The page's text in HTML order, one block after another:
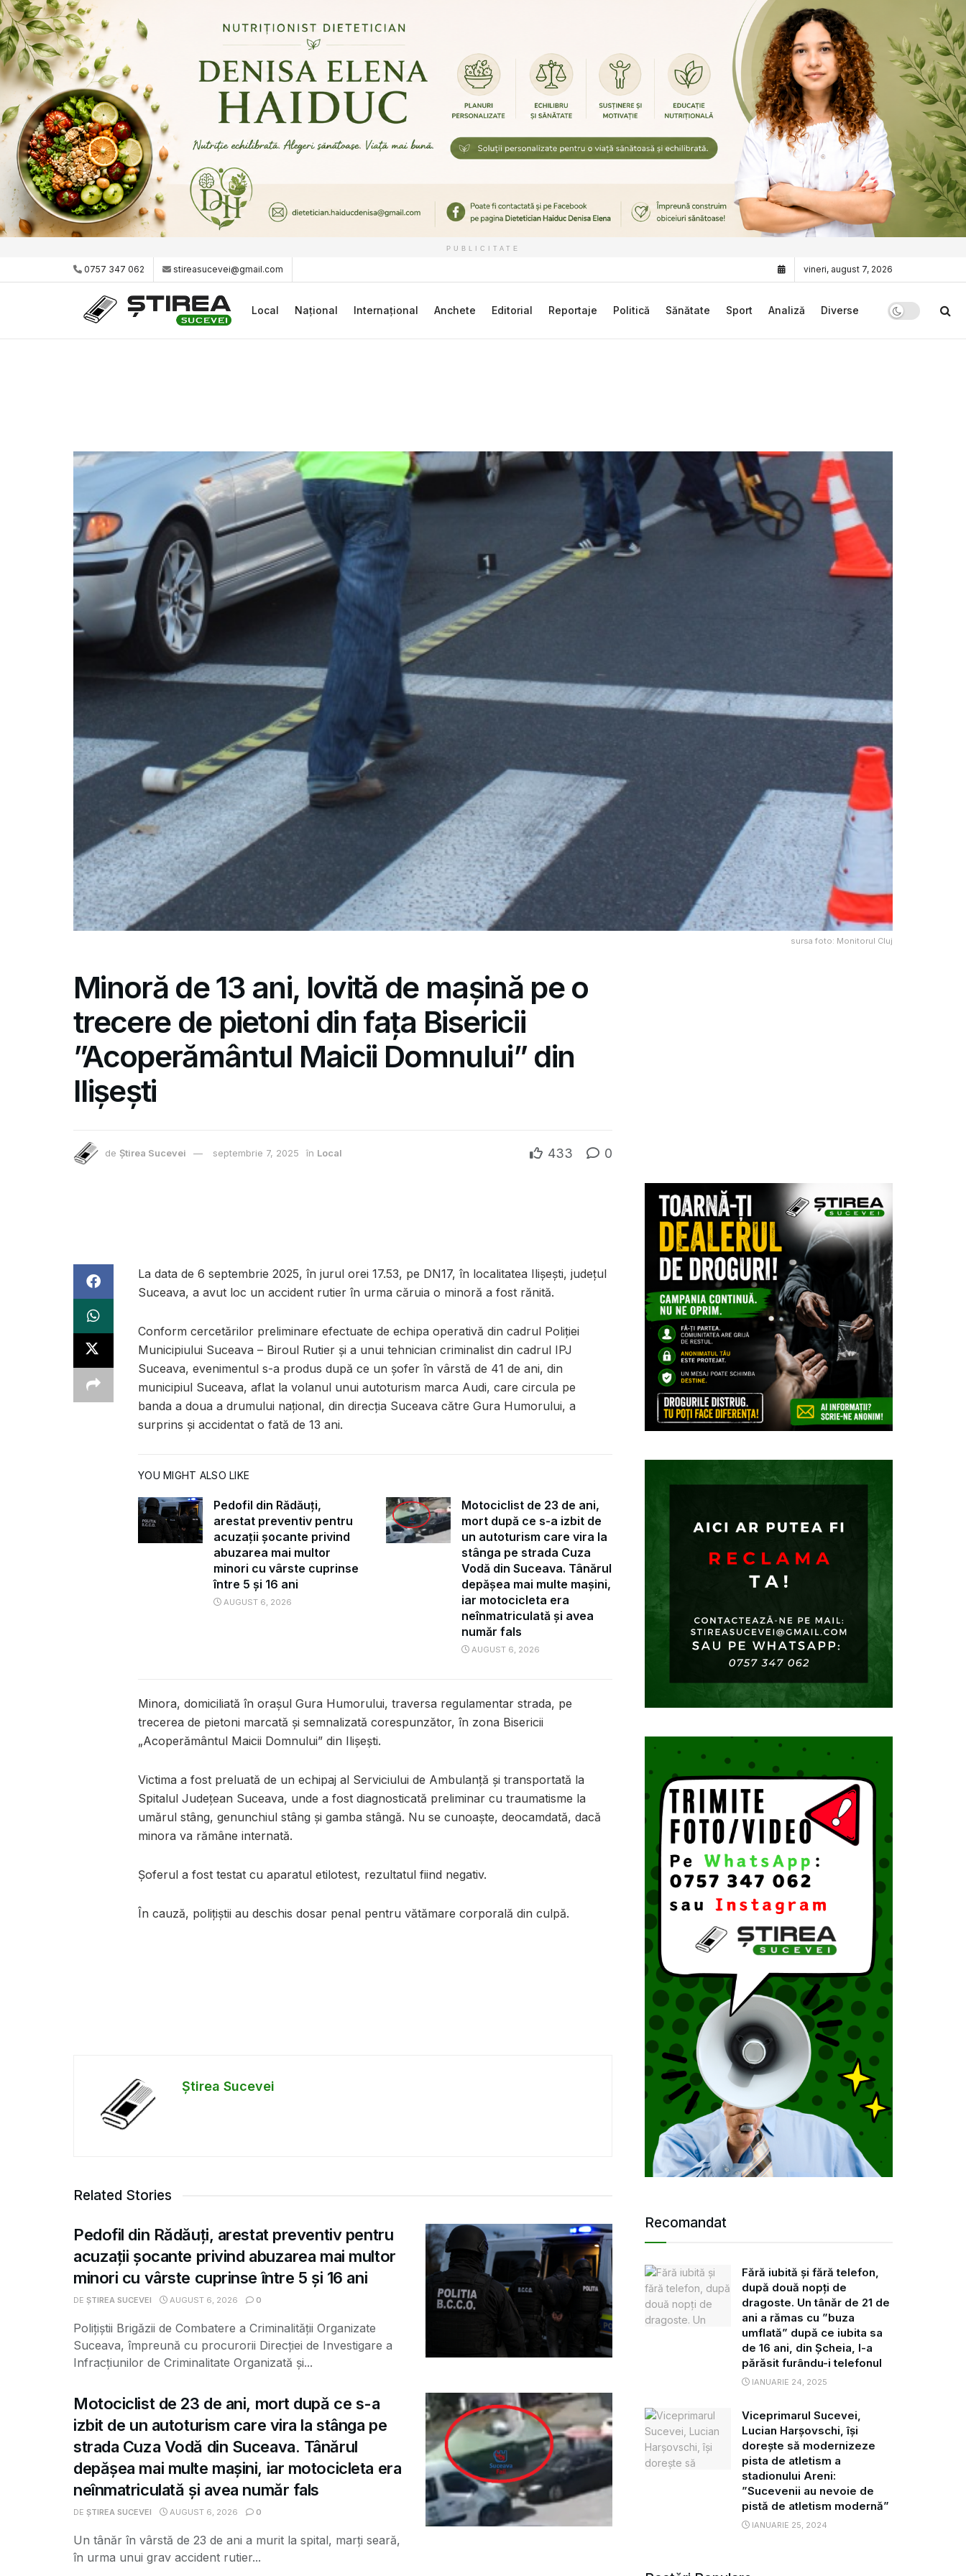
PUBLICITATE
0757 347 062 stireasucevei@gmail.com vineri, august 7, 2026
Local Național Internațional Anchete Editorial Reportaje Politică Sănătate Sport Analiză Diverse
sursa foto: Monitorul Cluj
Minoră de 13 ani, lovită de mașină pe o
trecere de pietoni din fața Bisericii
”Acoperământul Maicii Domnului” din
Ilișești
de Știrea Sucevei septembrie 7, 2025 în Local 433 0
La data de 6 septembrie 2025, în jurul orei 17.53, pe DN17, în localitatea Ilișești, județul
Suceava, a avut loc un accident rutier în urma căruia o minoră a fost rănită.
Conform cercetărilor preliminare efectuate de echipa operativă din cadrul Poliției
Municipiului Suceava – Biroul Rutier și a unui tehnician criminalist din cadrul IPJ
Suceava, evenimentul s-a produs după ce un șofer în vârstă de 41 de ani, din
municipiul Suceava, aflat la volanul unui autoturism marca Audi, care circula pe
banda a doua a drumului național, din direcția Suceava către Gura Humorului, a
surprins și accidentat o fată de 13 ani.
YOU MIGHT ALSO LIKE
Pedofil din Rădăuți,
arestat preventiv pentru
acuzații șocante privind
abuzarea mai multor
minori cu vârste cuprinse
între 5 și 16 ani
AUGUST 6, 2026
Motociclist de 23 de ani,
mort după ce s-a izbit de
un autoturism care vira la
stânga pe strada Cuza
Vodă din Suceava. Tânărul
depășea mai multe mașini,
iar motocicleta era
neînmatriculată și avea
număr fals
AUGUST 6, 2026
Minora, domiciliată în orașul Gura Humorului, traversa regulamentar strada, pe
trecerea de pietoni marcată și semnalizată corespunzător, în zona Bisericii
„Acoperământul Maicii Domnului” din Ilișești.
Victima a fost preluată de un echipaj al Serviciului de Ambulanță și transportată la
Spitalul Județean Suceava, unde a fost diagnosticată preliminar cu traumatisme la
umărul stâng, genunchiul stâng și gamba stângă. Nu se cunoaște, deocamdată, dacă
minora va rămâne internată.
Șoferul a fost testat cu aparatul etilotest, rezultatul fiind negativ.
În cauză, polițiștii au deschis dosar penal pentru vătămare corporală din culpă.
Știrea Sucevei
Related Stories
Pedofil din Rădăuți, arestat preventiv pentru
acuzații șocante privind abuzarea mai multor
minori cu vârste cuprinse între 5 și 16 ani
DE ȘTIREA SUCEVEI AUGUST 6, 2026 0
Polițiștii Brigăzii de Combatere a Criminalității Organizate
Suceava, împreună cu procurorii Direcției de Investigare a
Infracțiunilor de Criminalitate Organizată și...
Motociclist de 23 de ani, mort după ce s-a
izbit de un autoturism care vira la stânga pe
strada Cuza Vodă din Suceava. Tânărul
depășea mai multe mașini, iar motocicleta era
neînmatriculată și avea număr fals
DE ȘTIREA SUCEVEI AUGUST 6, 2026 0
Un tânăr în vârstă de 23 de ani a murit la spital, marți seară,
în urma unui grav accident rutier...
Recomandat
Fără iubită și fără telefon,
după două nopți de
dragoste. Un tânăr de 21 de
ani a rămas cu ”buza
umflată” după ce iubita sa
de 16 ani, din Șcheia, l-a
părăsit furându-i telefonul
IANUARIE 24, 2025
Viceprimarul Sucevei,
Lucian Harșovschi, își
dorește să modernizeze
pista de atletism a
stadionului Areni:
”Sucevenii au nevoie de
pistă de atletism modernă”
IANUARIE 25, 2024